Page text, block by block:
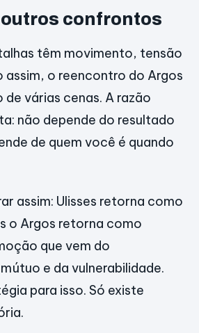
confrontos
têm movimento, tensão
assim, o reencontro do Argos
várias cenas. A razão
não depende do resultado
de quem você é quando
assim: Ulisses retorna como
o Argos retorna como
que vem do
e da vulnerabilidade.
para isso. Só existe